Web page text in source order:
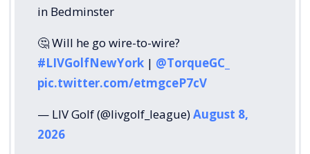
in Bedminster
🤔 Will he go wire-to-wire?
#LIVGolfNewYork | @TorqueGC_
pic.twitter.com/etmgceP7cV
— LIV Golf (@livgolf_league)August 8,
2026